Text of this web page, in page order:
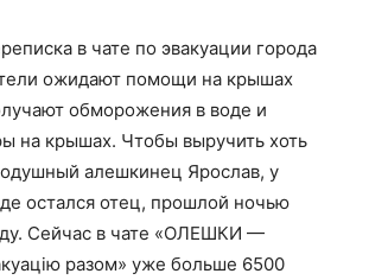
в чате по эвакуации города
ожидают помощи на крышах
обморожения в воде и
на крышах. Чтобы выручить хоть
алешкинец Ярослав, у
остался отец, прошлой ночью
Сейчас в чате «ОЛЕШКИ —
разом» уже больше 6500